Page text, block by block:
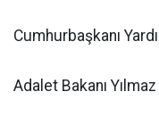
Cumhurbaşkanı
Adalet Bakanı